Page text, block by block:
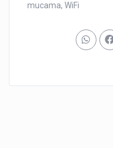
mucama,WiFi